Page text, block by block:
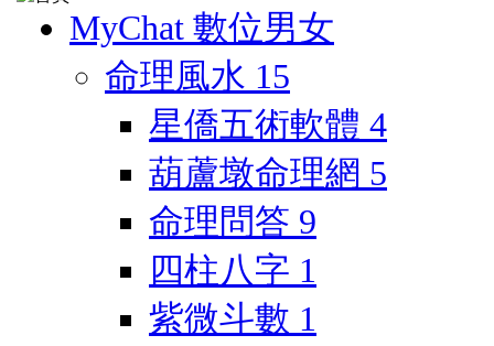
MyChat 數位男女
命理風水 15
星僑五術軟體 4
葫蘆墩命理網 5
命理問答 9
四柱八字 1
紫微斗數 1